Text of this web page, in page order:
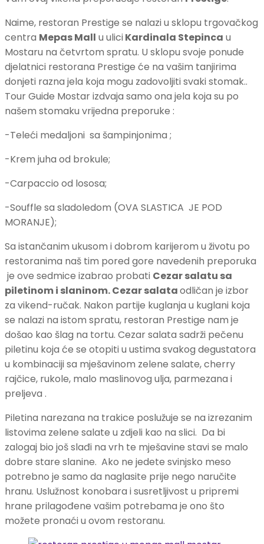
Naime, restoran Prestige se nalazi u sklopu trgovačkog
centra Mepas Mall u uliciKardinala Stepinca u
Mostaru na četvrtom spratu. U sklopu svoje ponude
djelatnici restorana Prestige će na vašim tanjirima
donjeti razna jela koja mogu zadovoljiti svaki stomak..
Tour Guide Mostar izdvaja samo ona jela koja su po
našem stomaku vrijedna preporuke :
-Teleći medaljoni sa šampinjonima ;
-Krem juha od brokule;
-Carpaccio od lososa;
-Souffle sa sladoledom (OVA SLASTICA JE POD
MORANJE);
Sa istančanim ukusom i dobrom karijerom u životu po
restoranima naš tim pored gore navedenih preporuka
je ove sedmice izabrao probati Cezar salatu sa
piletinom i slaninom. Cezar salataodličan je izbor
za vikend-ručak. Nakon partije kuglanja u kuglani koja
se nalazi na istom spratu, restoran Prestige nam je
došao kao šlag na tortu. Cezar salata sadrži pečenu
piletinu koja će se otopiti u ustima svakog degustatora
u kombinaciji sa mješavinom zelene salate, cherry
rajčice, rukole, malo maslinovog ulja, parmezana i
preljeva .
Piletina narezana na trakice poslužuje se na izrezanim
listovima zelene salate u zdjeli kao na slici. Da bi
zalogaj bio još slađi na vrh te mješavine stavi se malo
dobre stare slanine. Ako ne jedete svinjsko meso
potrebno je samo da naglasite prije nego naručite
hranu. Uslužnost konobara i susretljivost u pripremi
hrane prilagođene vašim potrebama je ono što
možete pronaći u ovom restoranu.